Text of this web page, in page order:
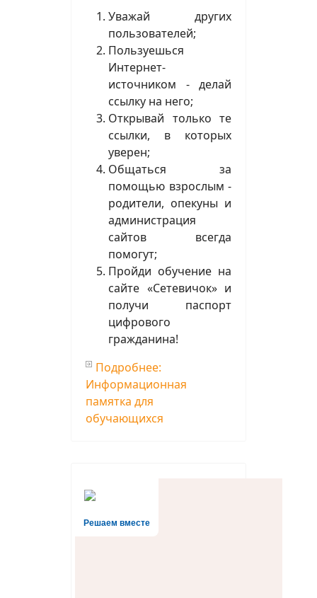
Уважай других
пользователей;
Пользуешься
Интернет-
источником - делай
ссылку на него;
Открывай только те
ссылки, в которых
уверен;
Общаться за
помощью взрослым -
родители, опекуны и
администрация
сайтов всегда
помогут;
Пройди обучение на
сайте «Сетевичок» и
получи паспорт
цифрового
гражданина!
Подробнее:
Информационная
памятка для
обучающихся
Решаем вместе